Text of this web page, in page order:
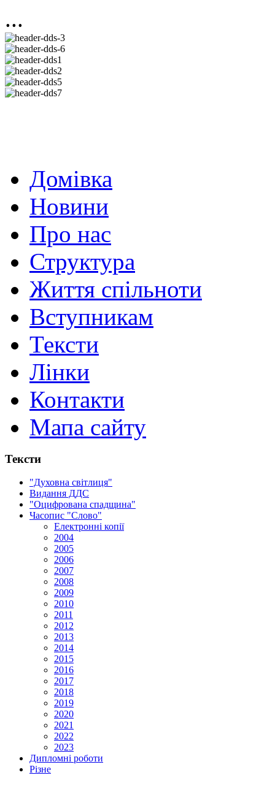
...
Домівка
Новини
Про нас
Структура
Життя спільноти
Вступникам
Тексти
Лінки
Контакти
Мапа сайту
Тексти
"Духовна світлиця"
Видання ДДС
"Оцифрована спадщина"
Часопис "Слово"
Електронні копії
2004
2005
2006
2007
2008
2009
2010
2011
2012
2013
2014
2015
2016
2017
2018
2019
2020
2021
2022
2023
Дипломні роботи
Різне